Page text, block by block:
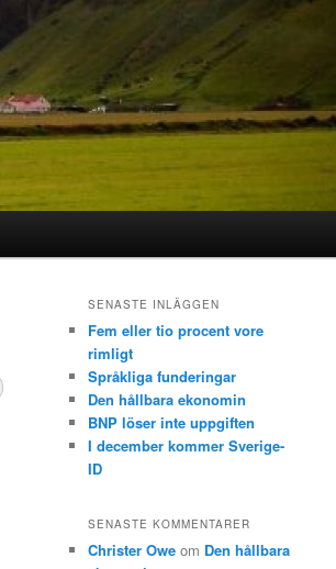
SENASTE INLÄGGEN
Fem eller tio procent vore
rimligt
Språkliga funderingar
Den hållbara ekonomin
BNP löser inte uppgiften
I december kommer Sverige-
ID
SENASTE KOMMENTARER
Christer Owe om Den hållbara